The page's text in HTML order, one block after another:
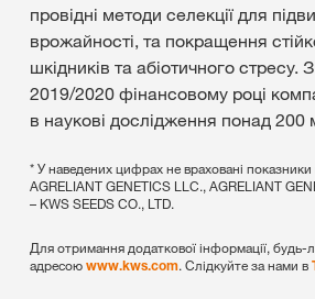
провідні методи селекції для
врожайності, та покращення
шкідників та абіотичного стресу.
2019/2020 фінансовому році
в наукові дослідження понад 200
* У наведених цифрах не враховані
AGRELIANT GENETICS LLC., AGRELIANT
– KWS SEEDS CO., LTD.
Для отримання додаткової інформації, будь-
адресою www.kws.com. Слідкуйте за нами в